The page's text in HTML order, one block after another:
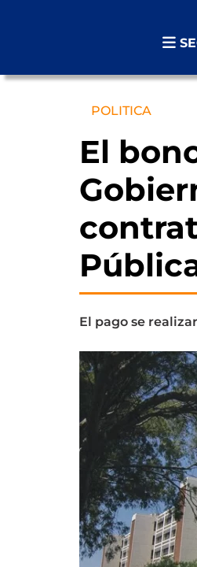
POLITICA
El
El pago se